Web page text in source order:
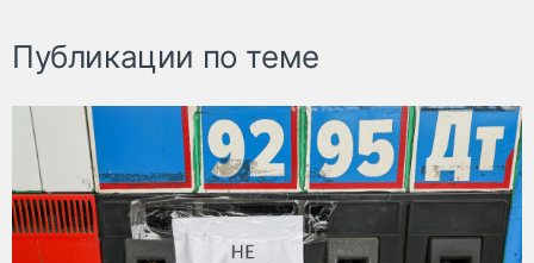
Публикации по теме